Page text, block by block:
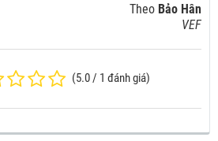
Theo Bảo Hân
VEF
(5.0/ 1 đánh giá)